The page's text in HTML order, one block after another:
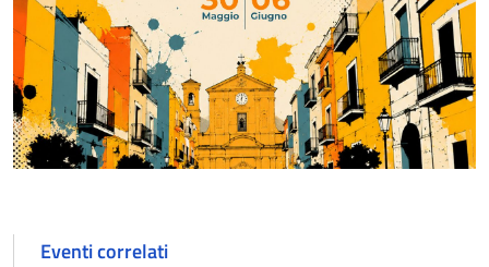
Eventi correlati